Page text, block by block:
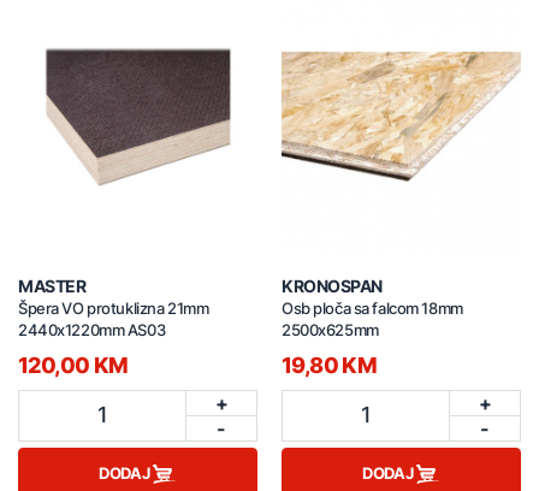
MASTER
Špera VO protuklizna 21mm
2440x1220mm AS03
120,00 KM
1
+
-
DODAJ
KRONOSPAN
Osb ploča sa falcom 18mm
2500x625mm
19,80 KM
1
+
-
DODAJ